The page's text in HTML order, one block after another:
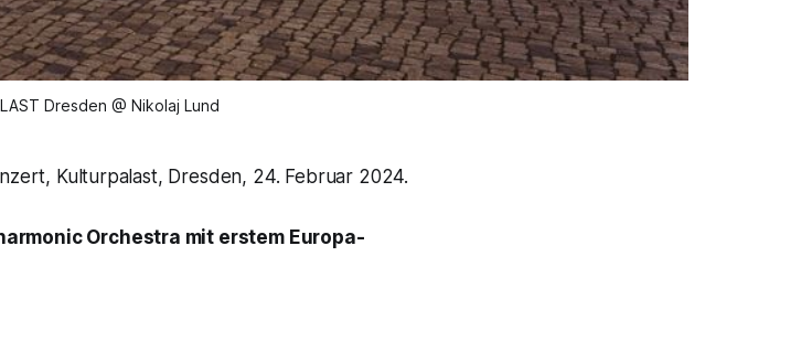
Dresden @ Nikolaj Lund
Kulturpalast, Dresden, 24. Februar 2024.
Orchestra mit erstem Europa-